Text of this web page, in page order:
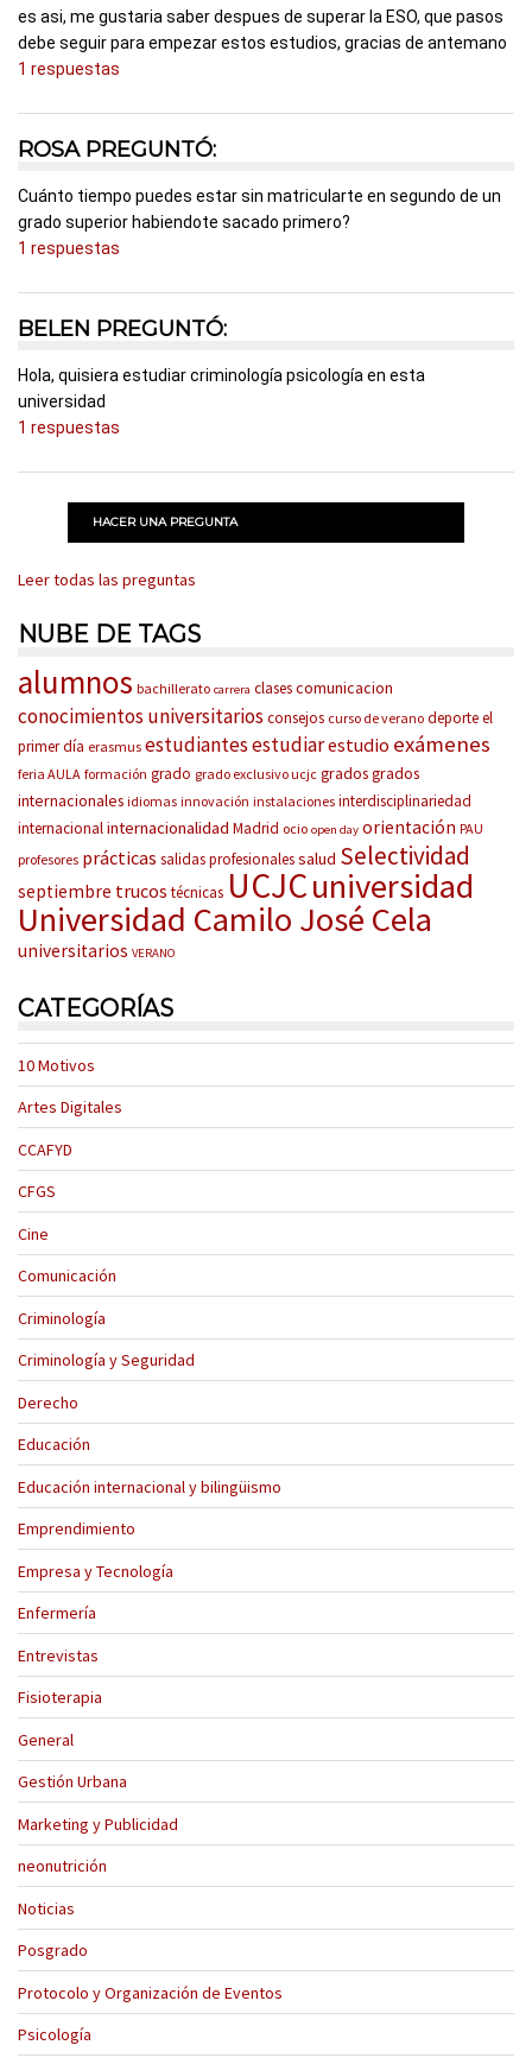
es asi, me gustaria saber despues de superar la ESO, que pasos
debe seguir para empezar estos estudios, gracias de antemano
1 respuestas
ROSA PREGUNTÓ:
Cuánto tiempo puedes estar sin matricularte en segundo de un
grado superior habiendote sacado primero?
1 respuestas
BELEN PREGUNTÓ:
Hola, quisiera estudiar criminología psicología en esta
universidad
1 respuestas
HACER UNA PREGUNTA
Leer todas las preguntas
NUBE DE TAGS
alumnos bachillerato carrera clasescomunicacion
conocimientos universitariosconsejos curso de verano deporteel
primer día erasmus estudiantesestudiarestudio exámenes
feria AULA formación grado grado exclusivo ucjc gradosgrados
internacionales idiomas innovación instalaciones interdisciplinariedad
internacionalinternacionalidad Madrid ocio open day orientación PAU
profesores prácticas salidas profesionalessalud Selectividad
septiembre trucos técnicas UCJCuniversidad
Universidad Camilo José Cela
universitarios VERANO
CATEGORÍAS
10 Motivos
Artes Digitales
CCAFYD
CFGS
Cine
Comunicación
Criminología
Criminología y Seguridad
Derecho
Educación
Educación internacional y bilingüismo
Emprendimiento
Empresa y Tecnología
Enfermería
Entrevistas
Fisioterapia
General
Gestión Urbana
Marketing y Publicidad
neonutrición
Noticias
Posgrado
Protocolo y Organización de Eventos
Psicología